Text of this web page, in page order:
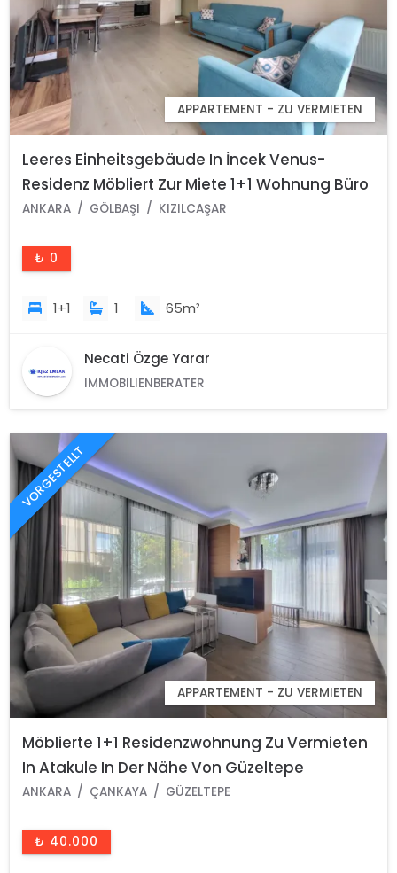
APPARTEMENT - ZU VERMIETEN
Leeres Einheitsgebäude In İncek Venus-
Residenz Möbliert Zur Miete 1+1 Wohnung Büro
Kızılcaşar Gölbaşı Ankara
ANKARA GÖLBAŞI KIZILCAŞAR
₺ 0
1+1 1 65m²
Necati Özge Yarar
IMMOBILIENBERATER
VORGESTELLT
APPARTEMENT - ZU VERMIETEN
Möblierte 1+1 Residenzwohnung Zu Vermieten
In Atakule In Der Nähe Von Güzeltepe
Çankaya Ankara
ANKARA ÇANKAYA GÜZELTEPE
₺ 40.000